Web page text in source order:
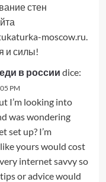
стен
moscow.ru.
и силы!
в россии dice:
PM
I’m looking into
was wondering
set up? I’m
yours would cost
internet savvy so
or advice would